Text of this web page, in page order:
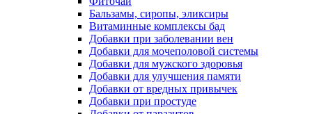
Бальзамы, сиропы, эликсиры
Витаминные комплексы бад
Добавки при заболевании вен
Добавки для мочеполовой системы
Добавки для мужского здоровья
Добавки для улучшения памяти
Добавки от вредных привычек
Добавки при простуде